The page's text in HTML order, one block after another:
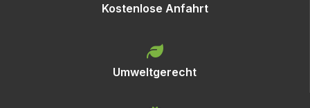
Kostenlose Anfahrt
Umweltgerecht